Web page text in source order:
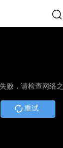
败，请检查网络
重试